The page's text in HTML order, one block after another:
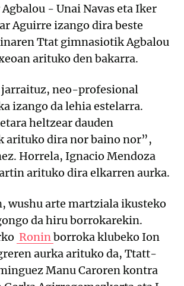
- Unai Navas eta Iker
Aguirre izango dira beste
Ttat gimnasiotik Agbalou
arituko den bakarra.
neo-profesional
izango da lehia estelarra.
heltzear dauden
arituko dira nor baino nor”,
Horrela, Ignacio Mendoza
arituko dira elkarren aurka.
wushu arte martziala ikusteko
da hiru borrokarekin.
Roninborroka klubeko Ion
aurka arituko da, Ttatt-
Manu Caroren kontra